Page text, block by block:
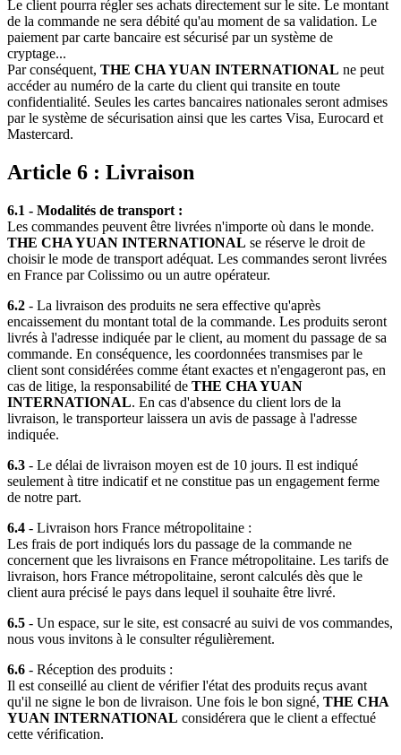
Le client pourra régler ses achats directement sur le site. Le montant
de la commande ne sera débité qu'au moment de sa validation. Le
paiement par carte bancaire est sécurisé par un système de
cryptage...
Par conséquent, THE CHA YUAN INTERNATIONAL ne peut
accéder au numéro de la carte du client qui transite en toute
confidentialité. Seules les cartes bancaires nationales seront admises
par le système de sécurisation ainsi que les cartes Visa, Eurocard et
Mastercard.
Article 6 : Livraison
6.1 - Modalités de transport :
Les commandes peuvent être livrées n'importe où dans le monde.
THE CHA YUAN INTERNATIONAL se réserve le droit de
choisir le mode de transport adéquat. Les commandes seront livrées
en France par Colissimo ou un autre opérateur.
6.2 - La livraison des produits ne sera effective qu'après
encaissement du montant total de la commande. Les produits seront
livrés à l'adresse indiquée par le client, au moment du passage de sa
commande. En conséquence, les coordonnées transmises par le
client sont considérées comme étant exactes et n'engageront pas, en
cas de litige, la responsabilité de THE CHA YUAN
INTERNATIONAL. En cas d'absence du client lors de la
livraison, le transporteur laissera un avis de passage à l'adresse
indiquée.
6.3 - Le délai de livraison moyen est de 10 jours. Il est indiqué
seulement à titre indicatif et ne constitue pas un engagement ferme
de notre part.
6.4 - Livraison hors France métropolitaine :
Les frais de port indiqués lors du passage de la commande ne
concernent que les livraisons en France métropolitaine. Les tarifs de
livraison, hors France métropolitaine, seront calculés dès que le
client aura précisé le pays dans lequel il souhaite être livré.
6.5 - Un espace, sur le site, est consacré au suivi de vos commandes,
nous vous invitons à le consulter régulièrement.
6.6 - Réception des produits :
Il est conseillé au client de vérifier l'état des produits reçus avant
qu'il ne signe le bon de livraison. Une fois le bon signé, THE CHA
YUAN INTERNATIONAL considérera que le client a effectué
cette vérification.